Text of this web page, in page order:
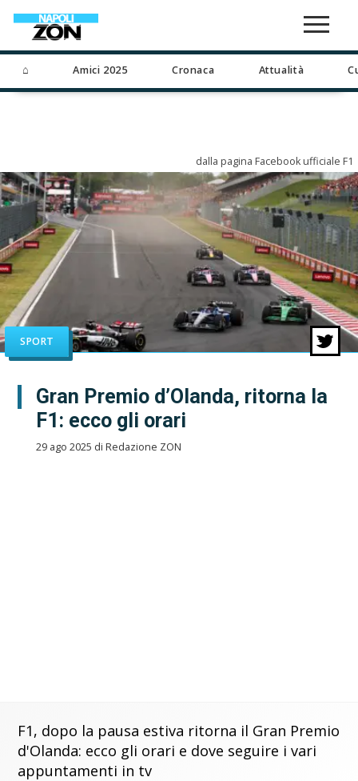
⌂ Amici 2025 Cronaca Attualità
dalla pagina Facebook ufficiale F1
SPORT
Gran Premio d’Olanda, ritorna la
F1: ecco gli orari
29 ago 2025 di Redazione ZON
F1, dopo la pausa estiva ritorna il Gran Premio
d'Olanda: ecco gli orari e dove seguire i vari
appuntamenti in tv